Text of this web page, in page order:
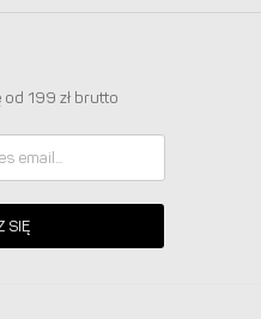
199 zł brutto
SIĘ